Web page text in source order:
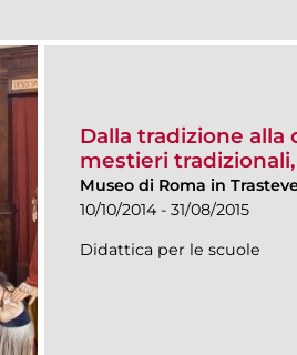
Dalla tradizione
mestieri
Museo di Roma in
10/10/2014 - 31/08/2015
Didattica per le scuole